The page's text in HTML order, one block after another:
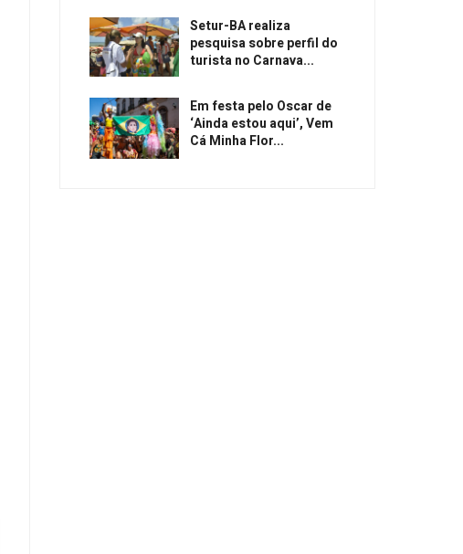
Setur-BA realiza
pesquisa sobre perfil do
turista no Carnava...
Em festa pelo Oscar de
‘Ainda estou aqui’, Vem
Cá Minha Flor...